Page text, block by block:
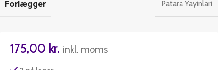
Forlægger Patara Yayinlari
175,00 kr. inkl. moms